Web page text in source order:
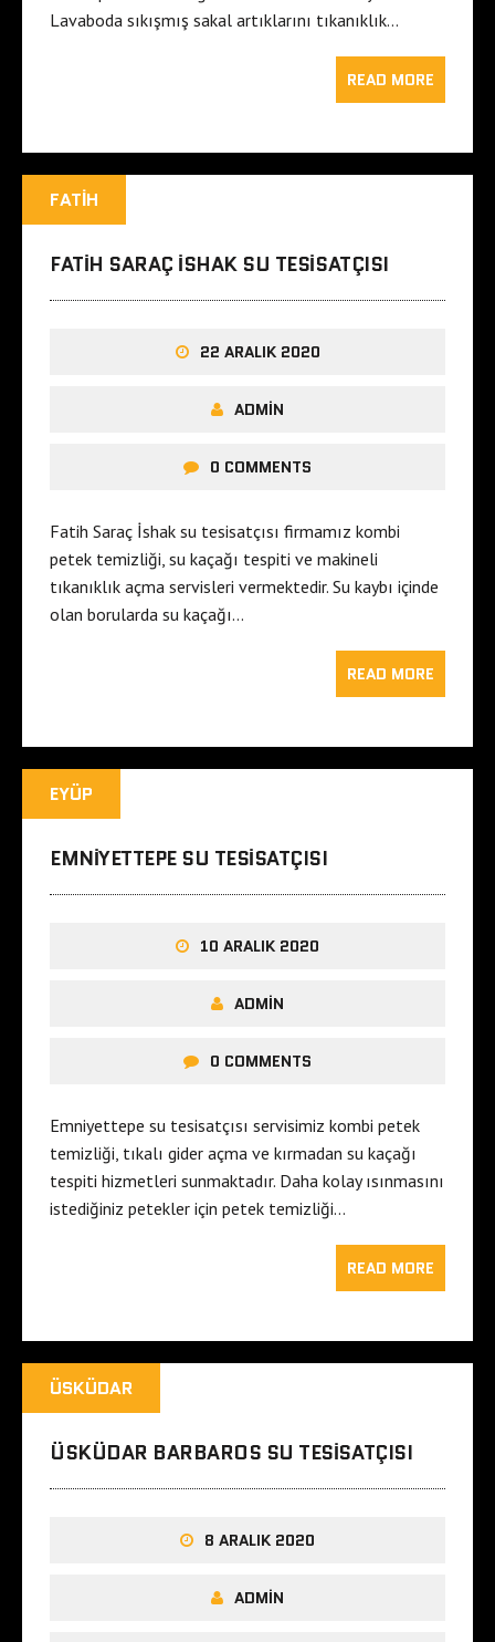
Lavaboda sıkışmış sakal artıklarını tıkanıklık…
READ MORE
FATIH
FATIH SARAÇ ISHAK SU TESISATÇISI
22 ARALIK 2020
ADMIN
0 COMMENTS
Fatih Saraç İshak su tesisatçısı firmamız kombi
petek temizliği, su kaçağı tespiti ve makineli
tıkanıklık açma servisleri vermektedir. Su kaybı içinde
olan borularda su kaçağı…
READ MORE
EYÜP
EMNIYETTEPE SU TESISATÇISI
10 ARALIK 2020
ADMIN
0 COMMENTS
Emniyettepe su tesisatçısı servisimiz kombi petek
temizliği, tıkalı gider açma ve kırmadan su kaçağı
tespiti hizmetleri sunmaktadır. Daha kolay ısınmasını
istediğiniz petekler için petek temizliği…
READ MORE
ÜSKÜDAR
ÜSKÜDAR BARBAROS SU TESISATÇISI
8 ARALIK 2020
ADMIN